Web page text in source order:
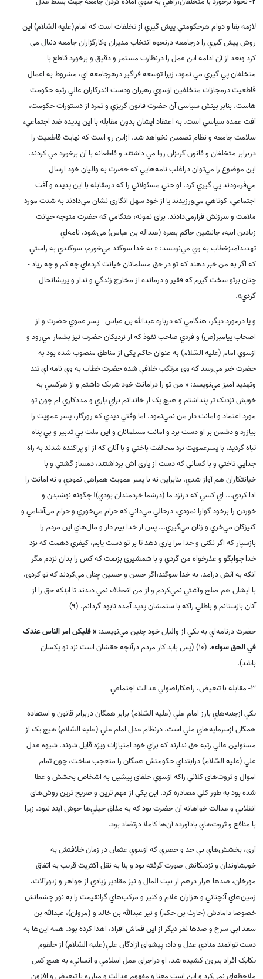
لازمه بقا و دوام هرحکومتي پيش گيري از تخلفات است که امام(علیه السّلام) اين
روش پيش گيري را درجامعه درنحوه انتخاب مديران وکارگزاران جامعه دنبال مي
کرد وبعد از آن ادامه اين عمل را درنظارت مستمر و دقيق و برخورد قاطع با
متخلفان پي گيري مي نمود، زيرا توسعه فراگير درهرجامعه اي، مشروط به اعمال
قاطعيت درمجازات متخلفين ازسوي رهبران ودست اندرکاران عالي رتبه حکومت
هاست. بنابر بينش سياسي آن حضرت قانون گريزي و تمرد از دستورات حکومت،
آفت عمده سياسي است. به اعتقاد ايشان بدون مقابله با اين پديده ضد اجتماعي،
سلامت جامعه و نظام تضمين نخواهد شد. ازاين رو است که نهايت قاطعيت را
دربرابر متخلفان و قانون گريزان روا مي داشتند و قاطعانه با آن برخورد مي کردند.
اين موضوع را مي‌توان دراغلب نامه‌هايي که حضرت به واليان خود ارسال
مي‌فرمودند پي گيري کرد. او حتي مسئولاني را که درمقابله با اين پديده و آفت
اجتماعي، کوتاهي مي‌ورزيدند يا از خود سهل انگاري نشان مي‌دادند به شدت مورد
ملامت و سرزنش قرارمي‌دادند. براي نمونه، هنگامي که حضرت متوجه خيانت
زيادبن ابيه، جانشين حاکم بصره (عبداله بن عباس) مي‌شود، نامه‌اي
تهديدآميزخطاب به وي مي‌نويسد: « به خدا سوگند مي‌خورم، سوگندي به راستي
که اگر به من خبر دهند که تو در حق مسلمانان خيانت کرده‌اي چه کم و چه زياد -
چنان برتو سخت گيرم که فقير و درمانده از مخارج زندگي و ندار و پريشانحال
گردي».
و يا درمورد ديگر، هنگامي که درباره عبدالله بن عباس - پسر عموي حضرت و از
اصحاب پيامبر(ص) و فردي صاحب نفوذ که از نزديکان حضرت نيز بشمار مي‌رود و
ازسوي امام (علیه السّلام) به عنوان حاکم يکي از مناطق منصوب شده بود به
حضرت خبر مي‌رسد که وي مرتکب خلافي شده حضرت خطاب به وي نامه اي تند
وتهديد آميز مي‌نويسد: « من تو را درامانت خود شريک داشتم و از هرکسي به
خويش نزديک تر پنداشتم و هيچ يک از خاندانم براي ياري و مددکاري ام چون تو
مورد اعتماد و امانت دار من نمي‌نمود. اما وقتي ديدي که روزگار، پسر عمويت را
بيازرد و دشمن بر او دست برد و امانت مسلمانان و اين ملت بي تدبير و بي پناه
تباه گرديد، با پسرعمويت نرد مخالفت باختي و با آنان که از او پراکنده شدند به راه
جدايي تاختي و با کساني که دست از ياري اش برداشتند، دمساز گشتي و با
خيانتکاران هم آواز شدي. بنابراين نه با پسر عمويت همراهي نمودي و نه امانت را
ادا کردي... اي کسي که درنزد ما (درشما خردمندان بودي)! چگونه نوشيدن و
خوردن را برخود گوارا نمودي، درحالي مي‌داني که حرام مي‌خوري و حرام می‌آشامي و
کنيزکان مي‌خري و زنان مي‌گيري... پس از خدا بيم دار و مال‌هاي اين مردم را
بازسپار که اگر نکني و خدا مرا ياري دهد تا بر تو دست يابم، کيفري دهمت که نزد
خدا جوابگو و عذرخواه من گردي و با شمشيري بزنمت که کس را بدان نزدم مگر
آنکه به آتش درآمد. به خدا سوگند،اگر حسن و حسين چنان مي‌کردند که تو کردي،
با ايشان هم صلح وآشتي نمي‌کردم و از من انعطاف نمي ديدند تا اينکه حق را از
آنان بازستانم و باطلي راکه با ستمشان پديد آمده نابود گردانم. (9)
حضرت درنامه‌اي به يکي از واليان خود چنين مي‌نويسد:« فليکن امر الناس عندک
في الحق سواء».
(10) (پس بايد کار مردم درآنچه حقشان است نزد تو يکسان
باشد).
3- مقابله با تبعيض، راهکاراصولي عدالت اجتماعي
يکي ازجنبه‌هاي بارز امام علي (علیه السّلام) برابر همگان دربرابر قانون و استفاده
همگان ازسرمايه‌هاي ملي است. درنظام عدل امام علي (علیه السّلام) هيچ يک از
مسئولين عالي رتبه حق ندارند که براي خود امتيازات ويژه قايل شوند. شيوه عدل
علي (علیه السّلام) درابتداي حکومتش همگان را متعجب ساخت، چون تمام
اموال و ثروت‌هاي کلاني راکه ازسوي خلفاي پيشين به اشخاص بخشش و عطا
شده بود به طور کلي مصادره کرد. اين يکي از مهم ترين و صريح ترين روش‌هاي
انقلابي و عدالت خواهانه آن حضرت بود که به مذاق خيلي‌ها خوش آيند نبود. زيرا
با منافع و ثروت‌هاي بادآورده آن‌ها کاملا درتضاد بود.
آري، بخشش‌هاي بي حد و حصري که ازسوي عثمان در زمان خلافتش به
خويشاوندان و نزديکانش صورت گرفته بود و بنا به نقل اکثريت قريب به اتفاق
مورخان، صدها هزار درهم از بيت المال و نيز مقادير زيادي از جواهر و زيورآلات،
زمين‌هاي آنچناني و هزاران غلام و کنيز و مرکب‌هاي گرانقيمت را به نور چشمانش
خصوصا دامادش (حارث بن حکم) و نيز عبدالله بن خالد و (مروان)، عبدالله بن
سعد ابي سرح و صدها نفر ديگر از اين قماش افراد، اهدا کرده بود. همه اين‌ها به
دست توانمند منادي عدل و داد، پيشواي آزادگان علي(علیه السّلام) از حلقوم
يکايک افراد بيرون کشيده شد. او دراجراي عمل اسلامي و انساني، به هيچ کس
ملاحظه‌اي نمي‌کرد و اين است معنا و مفهوم عدالت و مبارزه با تبعيض و افزون